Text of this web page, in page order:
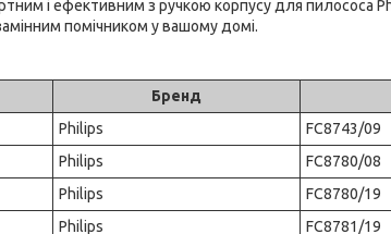
і ефективним з ручкою корпусу для пилососа
помічником у вашому домі.
Бренд
Philips
FC8743/09
Philips
FC8780/08
Philips
FC8780/19
Philips
FC8781/19